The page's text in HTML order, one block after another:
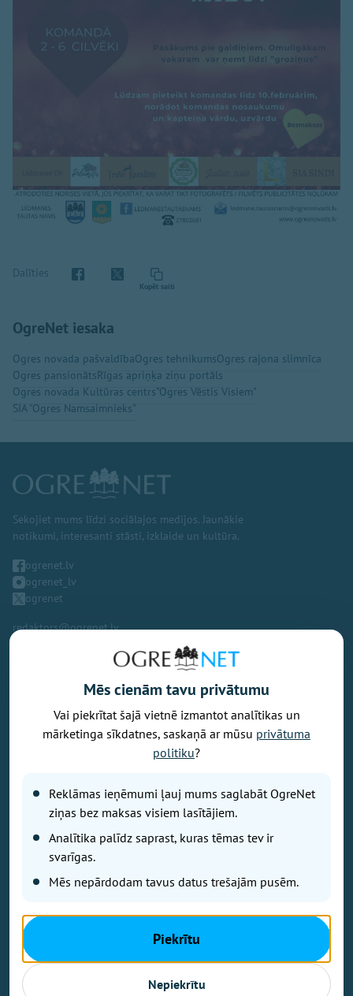
Dalīties
Kopēt saiti
OgreNet iesaka
Ogres novada pašvaldībaOgres tehnikumsOgres rajona slimnīca
Ogres pansionātsRīgas apriņķa ziņu portāls
Ogres novada Kultūras centrs"Ogres Vēstis Visiem"
SIA "Ogres Namsaimnieks"
Sekojiet mums līdzi sociālajos medijos. Jaunākie
notikumi, interesanti stāsti, izklaide un kultūra.
ogrenet.lv
ogrenet_lv
ogrenet
redaktors@ogrenet.lv
Vēlaties izteikt savu viedokli par portālu? Pamanījāt kļūdu? Ir
problēma, ko vēlaties apspriest publiski? Vēlaties iesūtīt rakstu par
Jums aktuālu tēmu? Varbūt Jums vajadzīgs padoms? Rakstiet uz
Izdevējs: SIA "Ogres Balss".
Juridiskā adrese: Lāčplēša iela 24
Ētikas kodeks
Autortiesības
Kontakti
Reklāma
Mēs cienām tavu privātumu
Vai piekrītat šajā vietnē izmantot analītikas un
mārketinga sīkdatnes, saskaņā ar mūsu privātuma
politiku?
Reklāmas ieņēmumi ļauj mums saglabāt OgreNet
ziņas bez maksas visiem lasītājiem.
Analītika palīdz saprast, kuras tēmas tev ir
svarīgas.
Mēs nepārdodam tavus datus trešajām pusēm.
Piekrītu
Nepiekrītu